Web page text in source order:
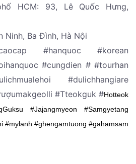
HCM: 93, Lê Quốc Hưng,
Ninh, Ba Đình, Hà Nội
#hanquoc #korean
#cungdien # #tourhan
#dulichhangiare
#Tteokguk #Hotteok
#Jajangmyeon #Samgyetang
#mylanh #ghengamtuong #gahamsam